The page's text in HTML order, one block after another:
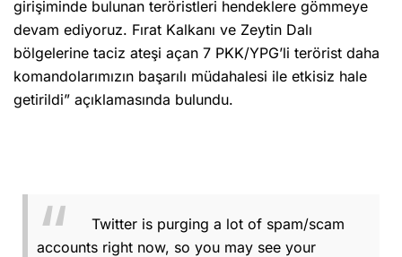
girişiminde bulunan teröristleri hendeklere gömmeye
devam ediyoruz. Fırat Kalkanı ve Zeytin Dalı
bölgelerine taciz ateşi açan 7 PKK/YPG’li terörist daha
komandolarımızın başarılı müdahalesi ile etkisiz hale
getirildi” açıklamasında bulundu.
Twitter is purging a lot of spam/scam
accounts right now, so you may see your